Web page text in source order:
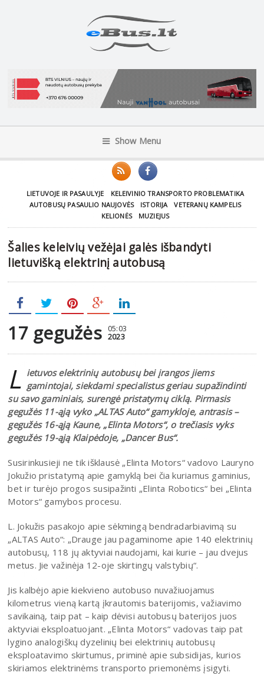
Show Menu
LIETUVOJE IR PASAULYJE
KELEIVINIO TRANSPORTO PROBLEMATIKA
AUTOBUSŲ PASAULIO NAUJOVĖS
ISTORIJA
VETERANŲ KAMPELIS
KELIONĖS
MUZIEJUS
Šalies keleivių vežėjai galės išbandyti
lietuvišką elektrinį autobusą
17 gegužės 05:03
2023
L ietuvos elektrinių autobusų bei įrangos jiems
gamintojai, siekdami specialistus geriau supažindinti
su savo gaminiais, surengė pristatymų ciklą. Pirmasis
gegužės 11-ąją vyko „ALTAS Auto“ gamykloje, antrasis –
gegužės 16-ąją Kaune, „Elinta Motors“, o trečiasis vyks
gegužės 19-ąją Klaipėdoje, „Dancer Bus“.
Susirinkusieji ne tik išklausė „Elinta Motors“ vadovo Lauryno
Jokužio pristatymą apie gamyklą bei čia kuriamus gaminius,
bet ir turėjo progos susipažinti „Elinta Robotics“ bei „Elinta
Motors“ gamybos procesu.
L. Jokužis pasakojo apie sėkmingą bendradarbiavimą su
„ALTAS Auto“: „Drauge jau pagaminome apie 140 elektrinių
autobusų, 118 jų aktyviai naudojami, kai kurie – jau dvejus
metus. Jie važinėja 12-oje skirtingų valstybių“.
Jis kalbėjo apie kiekvieno autobuso nuvažiuojamus
kilometrus vieną kartą įkrautomis baterijomis, važiavimo
savikainą, taip pat – kaip dėvisi autobusų baterijos juos
aktyviai eksploatuojant. „Elinta Motors“ vadovas taip pat
lygino analogiškų dyzelinių bei elektrinių autobusų
eksploatavimo skirtumus, priminė apie subsidijas, kurios
skiriamos elektrinėms transporto priemonėms įsigyti.